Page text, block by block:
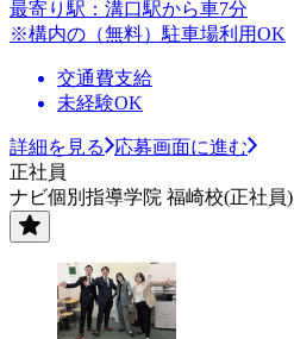
最寄り駅：溝口駅から車7分
※構内の（無料）駐車場利用OK
交通費支給
未経験OK
詳細を見る
応募画面に進む
正社員
ナビ個別指導学院 福崎校(正社員)